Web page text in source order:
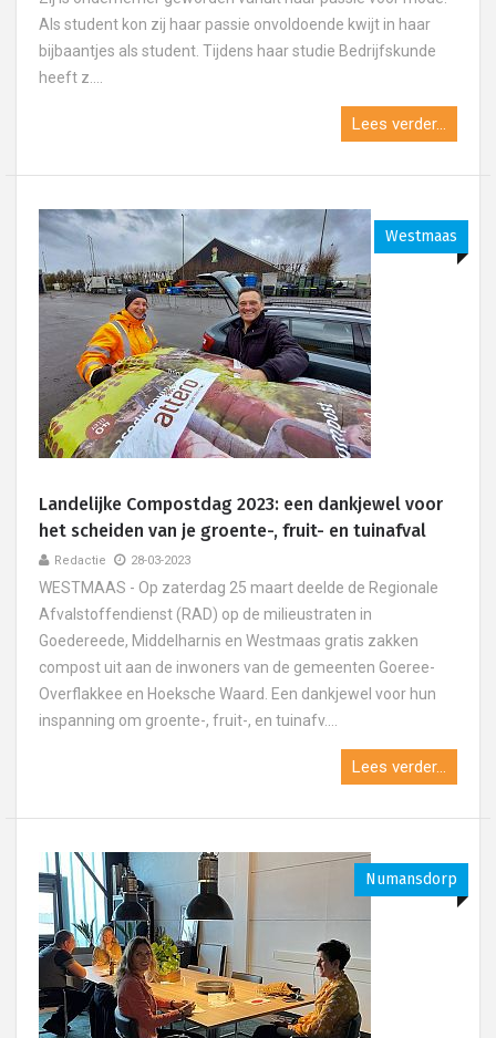
Als student kon zij haar passie onvoldoende kwijt in haar
bijbaantjes als student. Tijdens haar studie Bedrijfskunde
heeft z....
Lees verder...
Westmaas
Landelijke Compostdag 2023: een dankjewel voor
het scheiden van je groente-, fruit- en tuinafval
Redactie 28-03-2023
WESTMAAS - Op zaterdag 25 maart deelde de Regionale
Afvalstoffendienst (RAD) op de milieustraten in
Goedereede, Middelharnis en Westmaas gratis zakken
compost uit aan de inwoners van de gemeenten Goeree-
Overflakkee en Hoeksche Waard. Een dankjewel voor hun
inspanning om groente-, fruit-, en tuinafv....
Lees verder...
Numansdorp